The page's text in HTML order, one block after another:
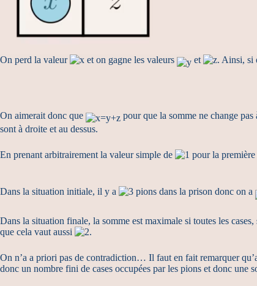
On perd la valeur et on gagne les valeurs et . Ainsi, si
On aimerait donc que pour que la somme ne change
sont à droite et au dessus.
En prenant arbitrairement la valeur simple de pour la première
Dans la situation initiale, il y a pions dans la prison donc on a
Dans la situation finale, la somme est maximale si toutes les
que cela vaut aussi
.
On n’a a priori pas de contradiction… Il faut en fait remarquer
donc un nombre fini de cases occupées par les pions et donc une